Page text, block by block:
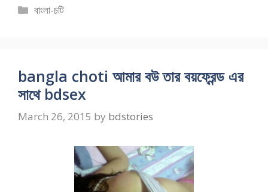
Categories
বাংলা-চটি
bangla choti আমার বউ তার বয়ফ্রেন্ড এর
সাথে bdsex
March 26, 2015 by bdstories